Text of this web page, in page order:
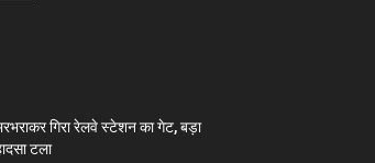
गिरा रेलवे स्टेशन का गेट, बड़ा
टला